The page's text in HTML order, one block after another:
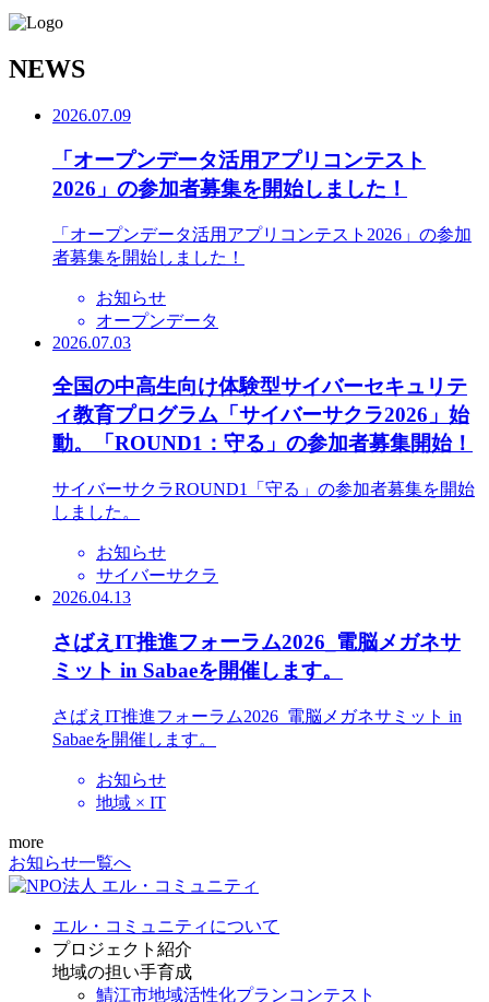
NEWS
2026.07.09
「オープンデータ活用アプリコンテスト
2026」の参加者募集を開始しました！
「オープンデータ活用アプリコンテスト2026」の参加
者募集を開始しました！
お知らせ
オープンデータ
2026.07.03
全国の中高生向け体験型サイバーセキュリテ
ィ教育プログラム「サイバーサクラ2026」始
動。「ROUND1：守る」の参加者募集開始！
サイバーサクラROUND1「守る」の参加者募集を開始
しました。
お知らせ
サイバーサクラ
2026.04.13
さばえIT推進フォーラム2026_電脳メガネサ
ミット in Sabaeを開催します。
さばえIT推進フォーラム2026_電脳メガネサミット in
Sabaeを開催します。
お知らせ
地域 × IT
more
お知らせ一覧へ
エル・コミュニティについて
プロジェクト紹介
地域の担い手育成
鯖江市地域活性化プランコンテスト